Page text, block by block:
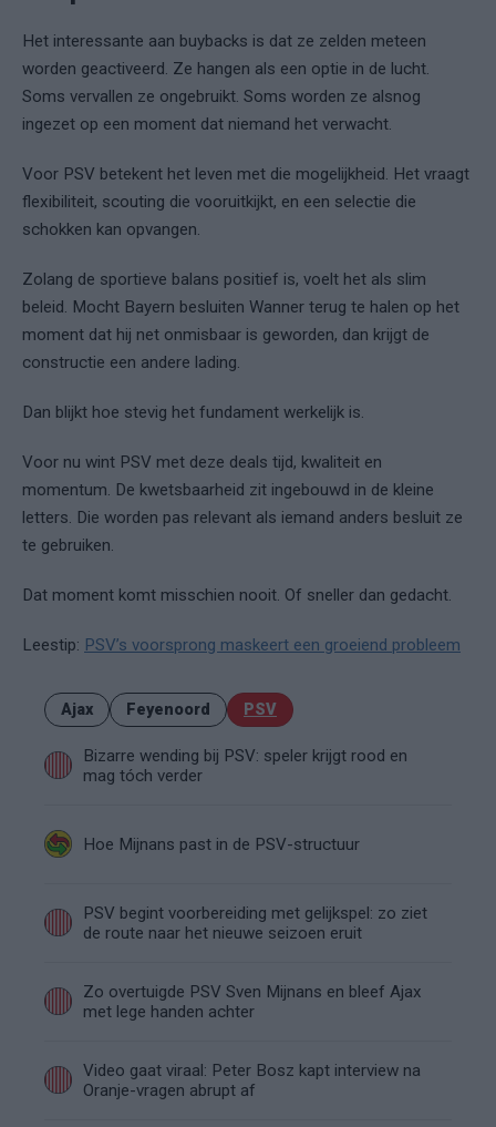
Het interessante aan buybacks is dat ze zelden meteen
worden geactiveerd. Ze hangen als een optie in de lucht.
Soms vervallen ze ongebruikt. Soms worden ze alsnog
ingezet op een moment dat niemand het verwacht.
Voor PSV betekent het leven met die mogelijkheid. Het vraagt
flexibiliteit, scouting die vooruitkijkt, en een selectie die
schokken kan opvangen.
Zolang de sportieve balans positief is, voelt het als slim
beleid. Mocht Bayern besluiten Wanner terug te halen op het
moment dat hij net onmisbaar is geworden, dan krijgt de
constructie een andere lading.
Dan blijkt hoe stevig het fundament werkelijk is.
Voor nu wint PSV met deze deals tijd, kwaliteit en
momentum. De kwetsbaarheid zit ingebouwd in de kleine
letters. Die worden pas relevant als iemand anders besluit ze
te gebruiken.
Dat moment komt misschien nooit. Of sneller dan gedacht.
Leestip: PSV’s voorsprong maskeert een groeiend probleem
Ajax Feyenoord PSV
Bizarre wending bij PSV: speler krijgt rood en
mag tóch verder
Hoe Mijnans past in de PSV-structuur
PSV begint voorbereiding met gelijkspel: zo ziet
de route naar het nieuwe seizoen eruit
Zo overtuigde PSV Sven Mijnans en bleef Ajax
met lege handen achter
Video gaat viraal: Peter Bosz kapt interview na
Oranje-vragen abrupt af